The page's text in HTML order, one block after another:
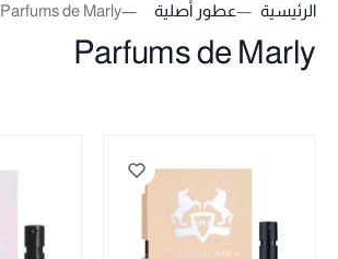
الرئيسية عطور أصلية Parfums de Marly
Parfums de Marly